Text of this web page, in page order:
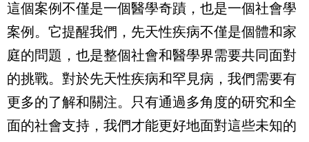
這個案例不僅是一個醫學奇蹟，也是一個社會學
案例。它提醒我們，先天性疾病不僅是個體和家
庭的問題，也是整個社會和醫學界需要共同面對
的挑戰。對於先天性疾病和罕見病，我們需要有
更多的了解和關注。只有通過多角度的研究和全
面的社會支持，我們才能更好地面對這些未知的